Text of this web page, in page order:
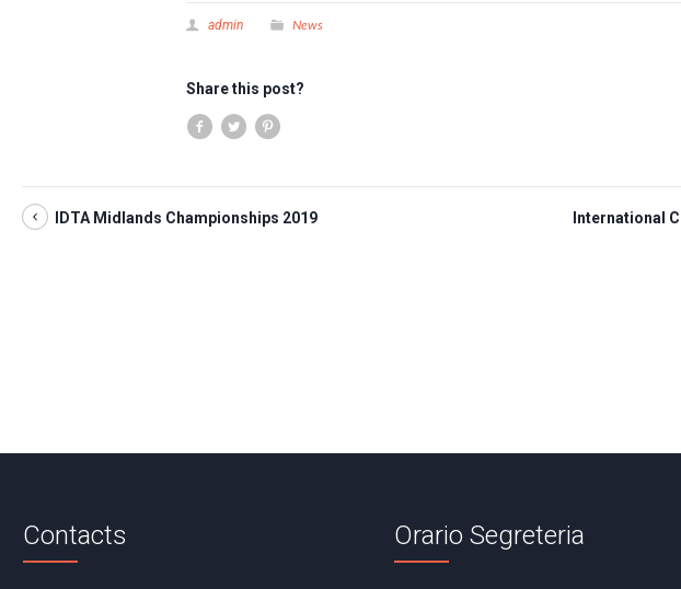
admin News
Share this post?
IDTA Midlands Championships 2019 International
Contacts Orario Segreteria